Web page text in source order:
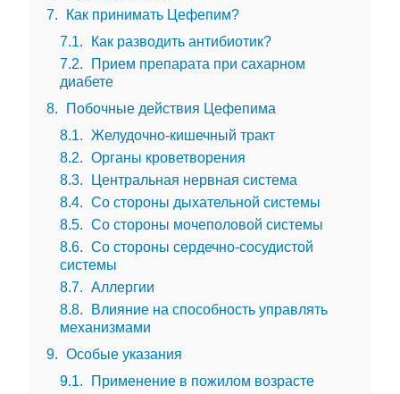
7
Как принимать Цефепим?
7.1
Как разводить антибиотик?
7.2
Прием препарата при сахарном
диабете
8
Побочные действия Цефепима
8.1
Желудочно-кишечный тракт
8.2
Органы кроветворения
8.3
Центральная нервная система
8.4
Со стороны дыхательной системы
8.5
Со стороны мочеполовой системы
8.6
Со стороны сердечно-сосудистой
системы
8.7
Аллергии
8.8
Влияние на способность управлять
механизмами
9
Особые указания
9.1
Применение в пожилом возрасте